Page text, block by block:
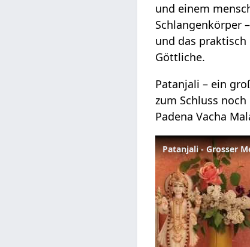
und einem
Schlangenkörper
und das
Göttliche.
Patanjali – ein
zum Schluss
Padena Vacha